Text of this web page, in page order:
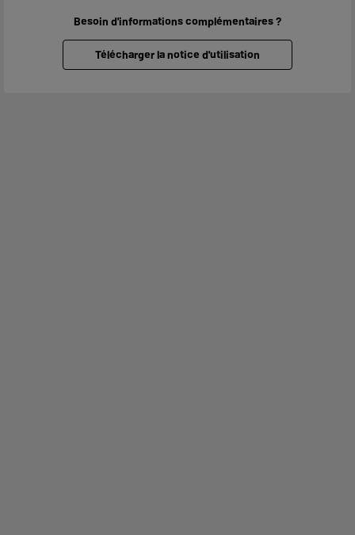
Besoin d'informations complémentaires ?
Télécharger la notice d'utilisation